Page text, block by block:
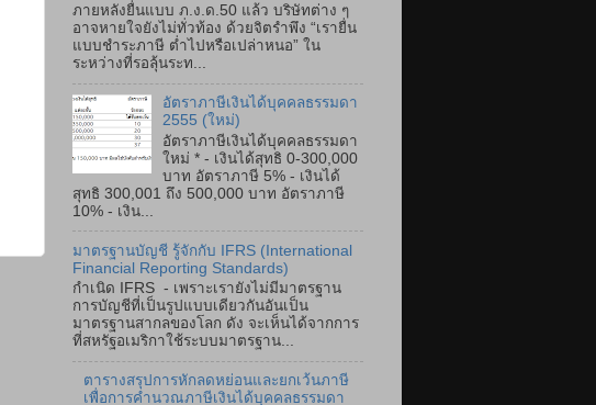
ภายหลังยื่นแบบ ภ.ง.ด.50 แล้ว บริษัทต่าง ๆ
อาจหายใจยังไม่ทั่วท้อง ด้วยจิตรำพึง “เรายื่น
แบบชำระภาษี ต่ำไปหรือเปล่าหนอ” ใน
ระหว่างที่รอลุ้นระท...
อัตราภาษีเงินได้บุคคลธรรมดา
2555 (ใหม่)
อัตราภาษีเงินได้บุคคลธรรมดา
ใหม่ * - เงินได้สุทธิ 0-300,000
บาท อัตราภาษี 5% - เงินได้
สุทธิ 300,001 ถึง 500,000 บาท อัตราภาษี
10% - เงิน...
มาตรฐานบัญชี รู้จักกับ IFRS (International
Financial Reporting Standards)
กำเนิด IFRS - เพราะเรายังไม่มีมาตรฐาน
การบัญชีที่เป็นรูปแบบเดียวกันอันเป็น
มาตรฐานสากลของโลก ดัง จะเห็นได้จากการ
ที่สหรัฐอเมริกาใช้ระบบมาตรฐาน...
ตารางสรุปการหักลดหย่อนและยกเว้นภาษี
เพื่อการคำนวณภาษีเงินได้บุคคลธรรมดา